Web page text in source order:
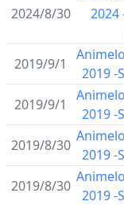
2024/8/30
2024
2019/9/1
2019 -
2019/9/1
2019 -
2019/8/30
2019 -
2019/8/30
2019 -